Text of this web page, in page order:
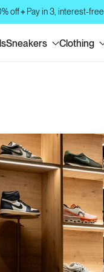
off✦ Pay in 3, interest-free
Sneakers Clothing